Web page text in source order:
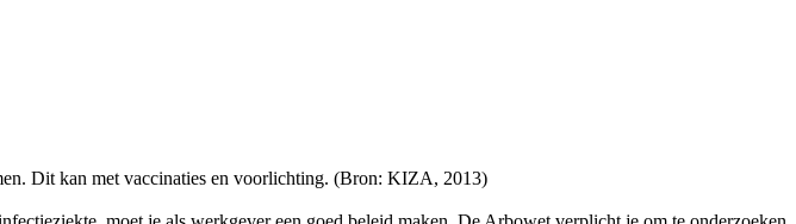
Dit kan met vaccinaties en voorlichting. (Bron: KIZA, 2013)